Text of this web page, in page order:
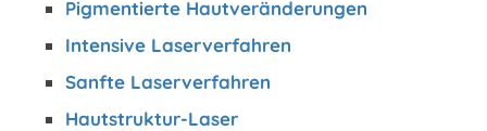
Pigmentierte Hautveränderungen
Intensive Laserverfahren
Sanfte Laserverfahren
Hautstruktur-Laser